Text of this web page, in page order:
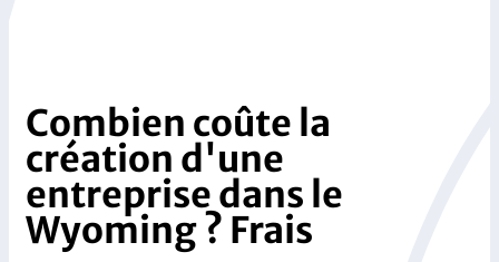
Combien coûte la
création d'une
entreprise dans le
Wyoming ? Frais